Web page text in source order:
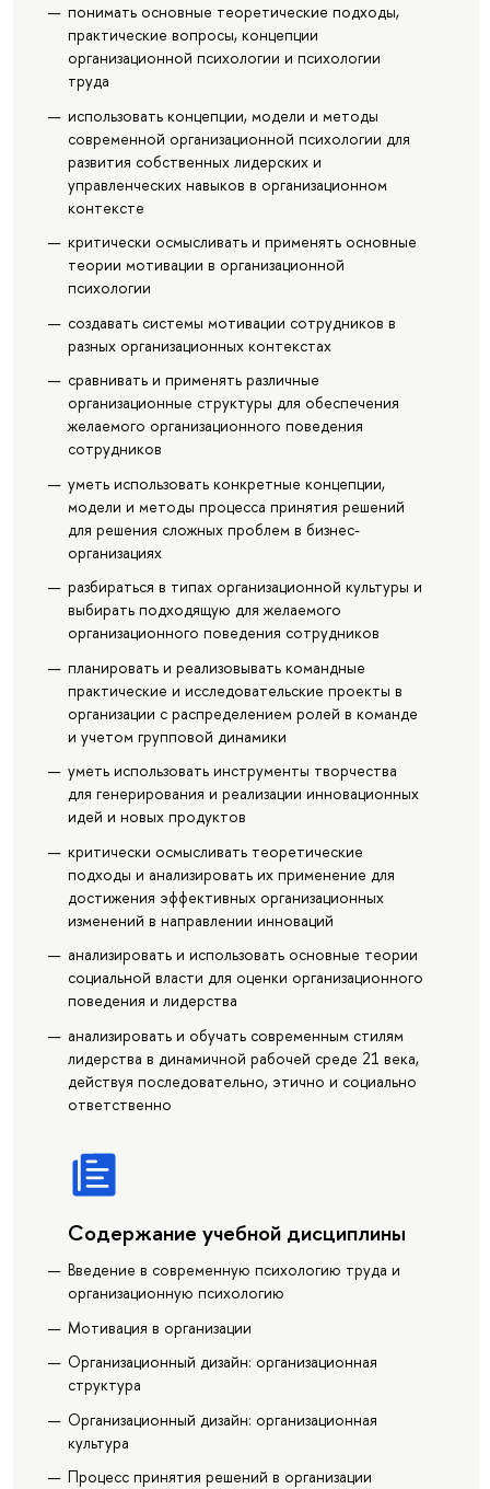
понимать основные теоретические подходы,
практические вопросы, концепции
организационной психологии и психологии
труда
использовать концепции, модели и методы
современной организационной психологии для
развития собственных лидерских и
управленческих навыков в организационном
контексте
критически осмысливать и применять основные
теории мотивации в организационной
психологии
создавать системы мотивации сотрудников в
разных организационных контекстах
сравнивать и применять различные
организационные структуры для обеспечения
желаемого организационного поведения
сотрудников
уметь использовать конкретные концепции,
модели и методы процесса принятия решений
для решения сложных проблем в бизнес-
организациях
разбираться в типах организационной культуры и
выбирать подходящую для желаемого
организационного поведения сотрудников
планировать и реализовывать командные
практические и исследовательские проекты в
организации с распределением ролей в команде
и учетом групповой динамики
уметь использовать инструменты творчества
для генерирования и реализации инновационных
идей и новых продуктов
критически осмысливать теоретические
подходы и анализировать их применение для
достижения эффективных организационных
изменений в направлении инноваций
анализировать и использовать основные теории
социальной власти для оценки организационного
поведения и лидерства
анализировать и обучать современным стилям
лидерства в динамичной рабочей среде 21 века,
действуя последовательно, этично и социально
ответственно
Содержание учебной дисциплины
Введение в современную психологию труда и
организационную психологию
Мотивация в организации
Организационный дизайн: организационная
структура
Организационный дизайн: организационная
культура
Процесс принятия решений в организации